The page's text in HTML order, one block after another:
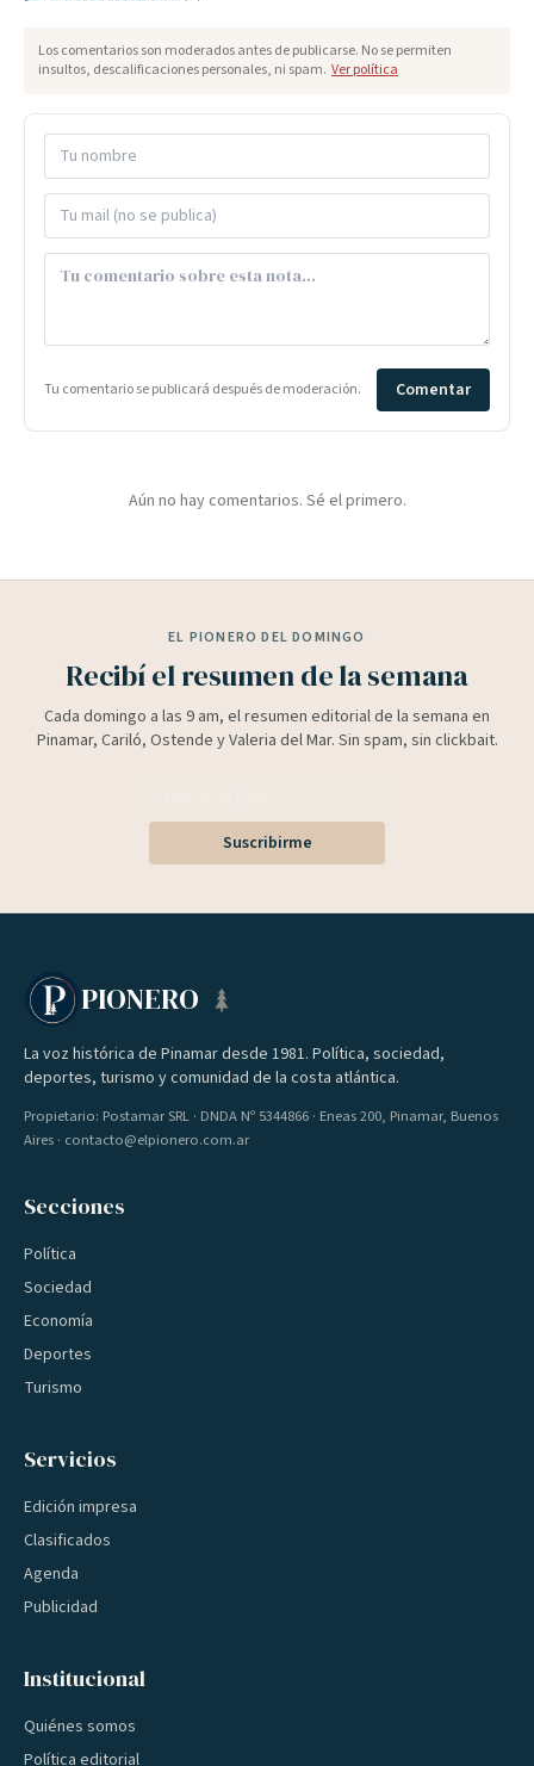
Los comentarios son moderados antes de publicarse. No se permiten
insultos, descalificaciones personales, ni spam. Ver política
Tu comentario se publicará después de moderación. Comentar
Aún no hay comentarios. Sé el primero.
EL PIONERO DEL DOMINGO
Recibí el resumen de la semana
Cada domingo a las 9 am, el resumen editorial de la semana en
Pinamar, Cariló, Ostende y Valeria del Mar. Sin spam, sin clickbait.
Suscribirme
PIONERO
La voz histórica de Pinamar desde 1981. Política, sociedad,
deportes, turismo y comunidad de la costa atlántica.
Propietario: Postamar SRL · DNDA Nº 5344866 · Eneas 200, Pinamar, Buenos
Aires · contacto@elpionero.com.ar
Secciones
Política
Sociedad
Economía
Deportes
Turismo
Servicios
Edición impresa
Clasificados
Agenda
Publicidad
Institucional
Quiénes somos
Política editorial